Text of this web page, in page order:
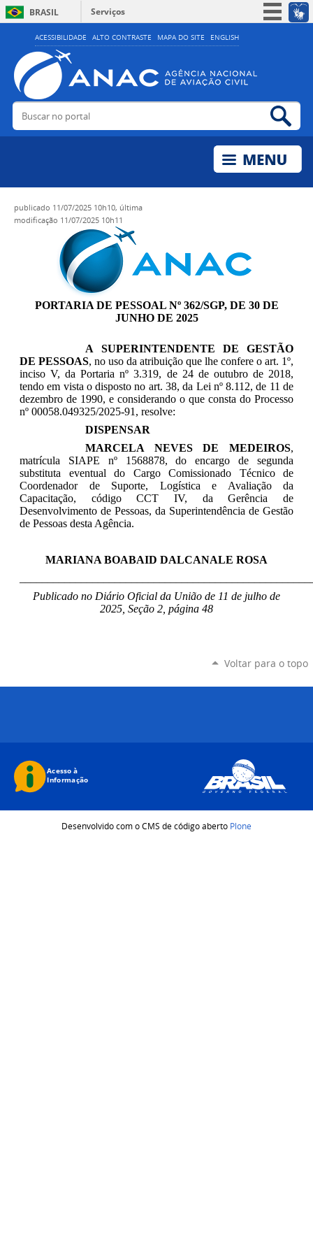
ACESSIBILIDADE ALTO CONTRASTE MAPA DO SITE ENGLISH
BRASIL
Serviços
Simplifique!
Acesso à informação
Legislação
Buscar no portal
publicado 11/07/2025 10h10, última
modificação 11/07/2025 10h11
PORTARIA DE PESSOAL Nº 362/SGP, DE 30 DE
JUNHO DE 2025
A SUPERINTENDENTE DE GESTÃO
DE PESSOAS, no uso da atribuição que lhe confere o art. 1º,
inciso V, da Portaria nº 3.319, de 24 de outubro de 2018,
tendo em vista o disposto no art. 38, da Lei nº 8.112, de 11 de
dezembro de 1990, e considerando o que consta do Processo
nº 00058.049325/2025-91, resolve:
DISPENSAR
MARCELA NEVES DE MEDEIROS,
matrícula SIAPE nº 1568878, do encargo de segunda
substituta eventual do Cargo Comissionado Técnico de
Coordenador de Suporte, Logística e Avaliação da
Capacitação, código CCT IV, da Gerência de
Desenvolvimento de Pessoas, da Superintendência de Gestão
de Pessoas desta Agência.
MARIANA BOABAID DALCANALE ROSA
Publicado no Diário Oficial da União de 11 de julho de
2025, Seção 2, página 48
Voltar para o topo
Desenvolvido com o CMS de código aberto Plone